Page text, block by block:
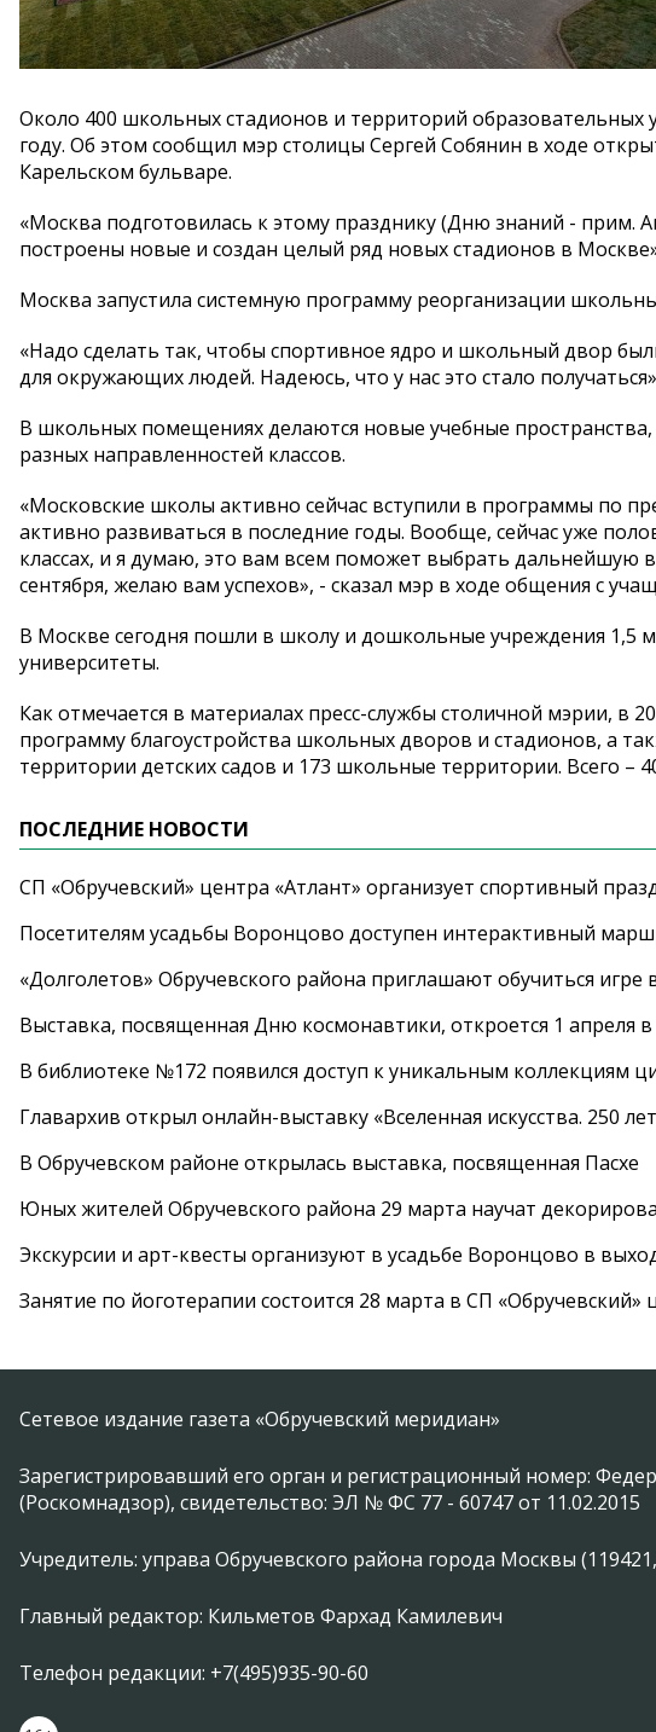
Около 400 школьных стадионов и территорий
году. Об этом сообщил мэр столицы Сергей Собянин в ходе
Карельском бульваре.
«Москва подготовилась к этому празднику (Дню знаний - прим.
построены новые и создан целый ряд новых стадионов в
Москва запустила системную программу реорганизации
«Надо сделать так, чтобы спортивное ядро и школьный двор
для окружающих людей. Надеюсь, что у нас это стало
В школьных помещениях делаются новые учебные
разных направленностей классов.
«Московские школы активно сейчас вступили в программы по
активно развиваться в последние годы. Вообще, сейчас уже
классах, и я думаю, это вам всем поможет выбрать дальнейшую
сентября, желаю вам успехов», - сказал мэр в ходе общения с
В Москве сегодня пошли в школу и дошкольные учреждения 1,5
университеты.
Как отмечается в материалах пресс-службы столичной мэрии, в
программу благоустройства школьных дворов и стадионов, а
территории детских садов и 173 школьные территории. Всего –
ПОСЛЕДНИЕ НОВОСТИ
СП «Обручевский» центра «Атлант» организует спортивный
Посетителям усадьбы Воронцово доступен интерактивный
«Долголетов» Обручевского района приглашают обучиться игре
Выставка, посвященная Дню космонавтики, откроется 1 апреля
В библиотеке №172 появился доступ к уникальным коллекциям
Главархив открыл онлайн-выставку «Вселенная искусства. 250
В Обручевском районе открылась выставка, посвященная Пасхе
Юных жителей Обручевского района 29 марта научат
Экскурсии и арт-квесты организуют в усадьбе Воронцово в
Занятие по йоготерапии состоится 28 марта в СП «Обручевский»
Сетевое издание газета «Обручевский меридиан»
Зарегистрировавший его орган и регистрационный номер:
(Роскомнадзор), свидетельство: ЭЛ № ФС 77 - 60747 от 11.02.2015
Учредитель: управа Обручевского района города Москвы
Главный редактор: Кильметов Фархад Камилевич
Телефон редакции: +7(495)935-90-60